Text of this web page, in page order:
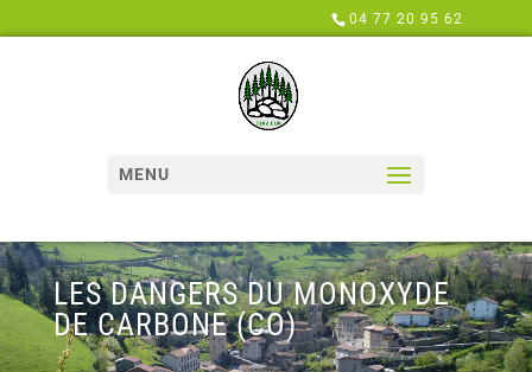
04 77 20 95 62
MENU
LES DANGERS DU MONOXYDE
DE CARBONE (CO)